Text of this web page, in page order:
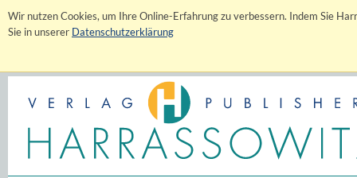
Wir nutzen Cookies, um Ihre Online-Erfahrung zu verbessern. Indem Sie
Sie in unserer Datenschutzerklärung